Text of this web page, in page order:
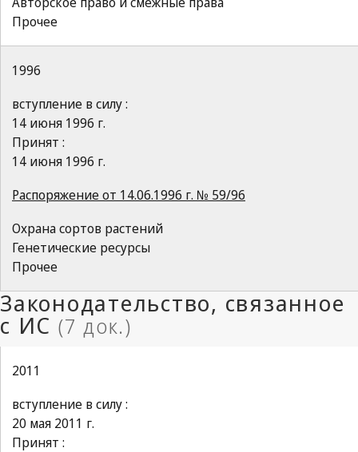
Прочее
1996
вступление в силу :
14 июня 1996 г.
Принят :
14 июня 1996 г.
Распоряжение от 14.06.1996 г. № 59/96
Охрана сортов растений
Генетические ресурсы
Прочее
2011
вступление в силу :
20 мая 2011 г.
Принят :